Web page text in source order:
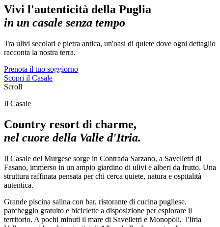
Vivi l'autenticità della Puglia
in un casale senza tempo
Tra ulivi secolari e pietra antica, un'oasi di quiete dove ogni dettaglio
racconta la nostra terra.
Prenota il tuo soggiorno
Scopri il Casale
Scroll
Il Casale
Country resort di charme,
nel cuore della Valle d'Itria.
Il Casale del Murgese sorge in Contrada Sarzano, a Savelletri di
Fasano, immerso in un ampio giardino di ulivi e alberi da frutto. Una
struttura raffinata pensata per chi cerca quiete, natura e ospitalità
autentica.
Grande piscina salina con bar, ristorante di cucina pugliese,
parcheggio gratuito e biciclette a disposizione per esplorare il
territorio. A pochi minuti il mare di Savelletri e Monopoli, l'Itria